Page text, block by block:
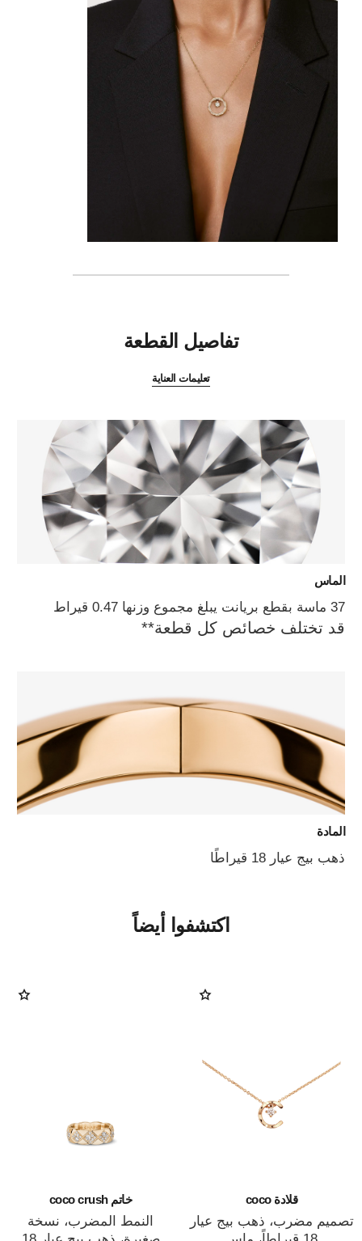
تفاصيل القطعة
تعليمات العناية
الماس
37 ماسة بقطع بريانت يبلغ مجموع وزنها 0.47 قيراط
قد تختلف خصائص كل قطعة**
المادة
ذهب بيج عيار 18 قيراطًا
اكتشفوا أيضاً
قلادة coco
تصميم مضرب، ذهب بيج عيار
خاتم coco crush
النمط المضرب، نسخة